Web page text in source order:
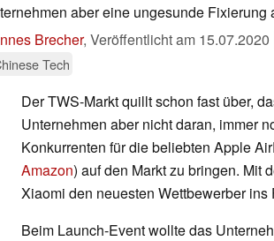
aber eine ungesunde Fixierung
Brecher, Veröffentlicht am 15.07.2020
Tech
Der TWS-Markt quillt schon fast über,
Unternehmen aber nicht daran, immer
Konkurrenten für die beliebten Apple
Amazon) auf den Markt zu bringen. Mit
Xiaomi den neuesten Wettbewerber ins
Beim Launch-Event wollte das